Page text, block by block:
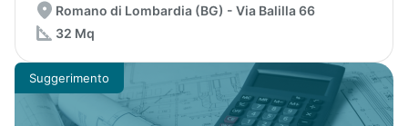
Romano di Lombardia (BG) - Via Balilla 66
32 Mq
Suggerimento